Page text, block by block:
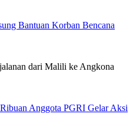
Bantuan Korban Bencana
dari Malili ke Angkona
Anggota PGRI Gelar Aksi